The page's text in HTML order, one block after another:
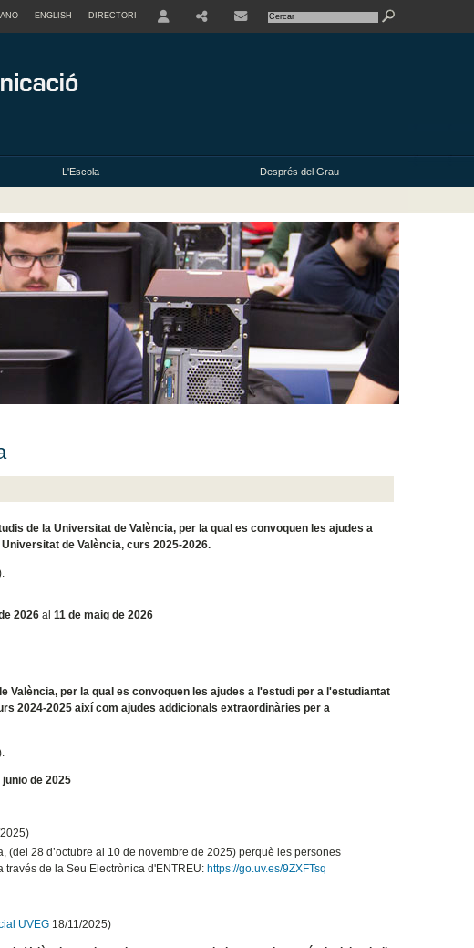
ENGLISH DIRECTORI
L'Escola Després del Grau
de la Universitat de València, per la qual es convoquen les ajudes a
de València, curs 2025-2026.
2026 al 11 de maig de 2026
per la qual es convoquen les ajudes a l'estudi per a l'estudiantat
2024-2025 així com ajudes addicionals extraordinàries per a
junio de 2025
28 d’octubre al 10 de novembre de 2025) perquè les persones
de la Seu Electrònica d'ENTREU: https://go.uv.es/9ZXFTsq
UVEG 18/11/2025)